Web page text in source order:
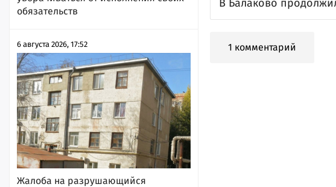
обязательств
6 августа 2026, 17:52
Жалоба на разрушающийся
В Балаково
1 комментарий